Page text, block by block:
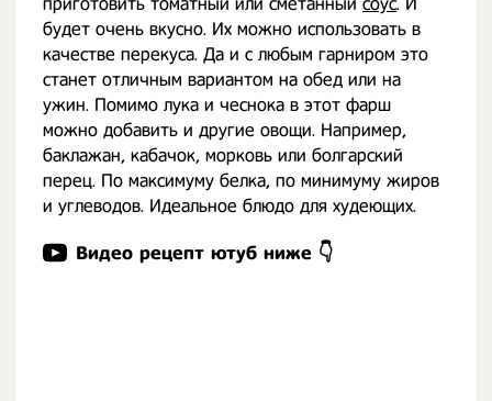
будет очень вкусно. Их можно использовать в
качестве перекуса. Да и с любым гарниром это
станет отличным вариантом на обед или на
ужин. Помимо лука и чеснока в этот фарш
можно добавить и другие овощи. Например,
баклажан, кабачок, морковь или болгарский
перец. По максимуму белка, по минимуму жиров
и углеводов. Идеальное блюдо для худеющих.
Видео рецепт ютуб ниже 👇